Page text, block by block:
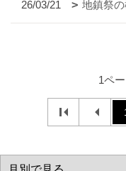
26/03/21 地鎮祭の
1ペ